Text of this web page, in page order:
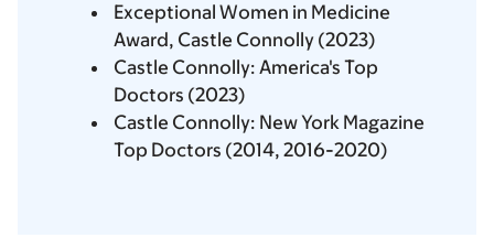
Exceptional Women in Medicine
Award, Castle Connolly (2023)
Castle Connolly: America's Top
Doctors (2023)
Castle Connolly: New York Magazine
Top Doctors (2014, 2016-2020)